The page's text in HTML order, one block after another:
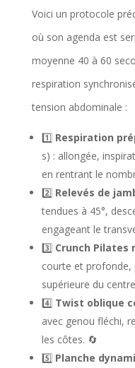
Voici un protocole
où son agenda est
moyenne 40 à 60
respiration
tension abdominale :
1️⃣ Respiration
s) : allongée,
en rentrant le
2️⃣ Relevés de
tendues à 45°,
engageant le
3️⃣ Crunch Pilates
courte et profonde,
supérieure du
4️⃣ Twist oblique
avec genou fléchi,
les côtes. 🔄
5️⃣ Planche